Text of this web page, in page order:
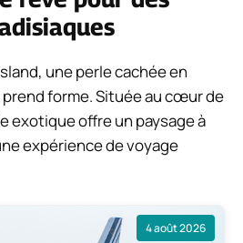
une perle cachée en
forme. Située au cœur de
exotique offre un paysage à
expérience de voyage
4 août 2026